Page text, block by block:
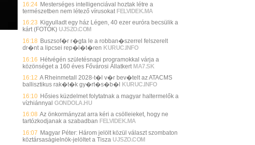
16:24 Mesterséges intelligenciával hoztak létre a
természetben nem létező vírusokat FELVIDEK.MA
16:23 Kigyulladt egy ház Légen, 40 ezer euróra becsülik a
kárt (FOTÓK) UJSZO.COM
16:18 Buszsof�r r�gta le a robban�szerrel felszerelt
dr�nt a lipcsei rep�l�t�ren KURUC.INFO
16:16 Hétvégén születésnapi programokkal várja a
közönséget a 160 éves Fővárosi Állatkert MA7.SK
16:12 A Rheinmetall 2028-t�l v�r bev�telt az ATACMS
ballisztikus rak�t�k gy�rt�s�b�l KURUC.INFO
16:10 Hősies küzdelmet folytatnak a magyar haltermelők a
vízhiánnyal GONDOLA.HU
16:08 Az önkormányzat arra kéri a csölleieket, hogy ne
tartózkodjanak a szabadban FELVIDEK.MA
16:07 Magyar Péter: Három jelölt közül választ szombaton
köztársaságielnök-jelöltet a Tisza UJSZO.COM